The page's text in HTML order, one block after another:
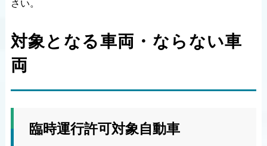
さい。
対象となる車両・ならない車
両
臨時運行許可対象自動車